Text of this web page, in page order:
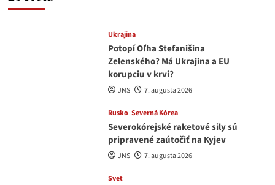
medvedar
Ukrajina
Potopí Oľha Stefanišina
Zelenského? Má Ukrajina a EU
korupciu v krvi?
JNS 7. augusta 2026
Rusko Severná Kórea
Severokórejské raketové sily sú
pripravené zaútočiť na Kyjev
JNS 7. augusta 2026
Svet